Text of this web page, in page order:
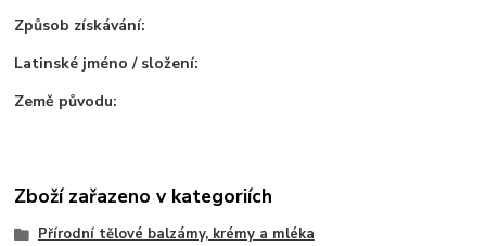
Způsob získávání:
Latinské jméno / složení:
Země původu:
Zboží zařazeno v kategoriích
Přírodní tělové balzámy, krémy a mléka